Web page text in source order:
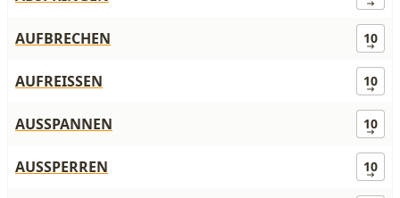
AUFBRECHEN 10
AUFREISSEN 10
AUSSPANNEN 10
AUSSPERREN 10